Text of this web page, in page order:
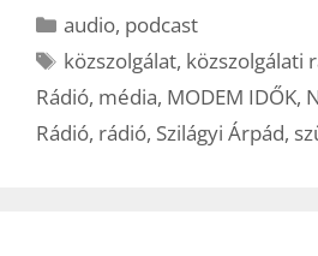
Kategória
audio, podcast
Címkék
közszolgálat, közszolgálati
Rádió, média, MODEM IDŐK,
Rádió, rádió, Szilágyi Árpád,